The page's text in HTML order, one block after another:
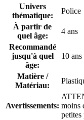
Univers
thématique:
Police
À partir de
quel âge:
4 ans
Recommandé
jusqu'à quel
âge:
10 ans
Matière /
Matériau:
Avertissements: moins
petites